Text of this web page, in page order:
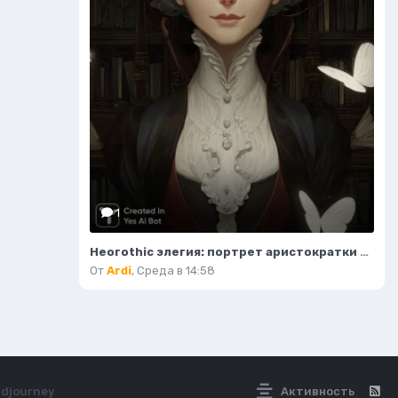
1
Неогothic элегия: портрет аристократки в темном величии библиотеки. Картинка из нейронной сети Миджорни
От Ardi, Среда в 14:58
Активность